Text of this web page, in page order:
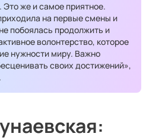
же и самое приятное.
на первые смены и
побоялась продолжить и
волонтерство, которое
нужности миру. Важно
своих достижений»,